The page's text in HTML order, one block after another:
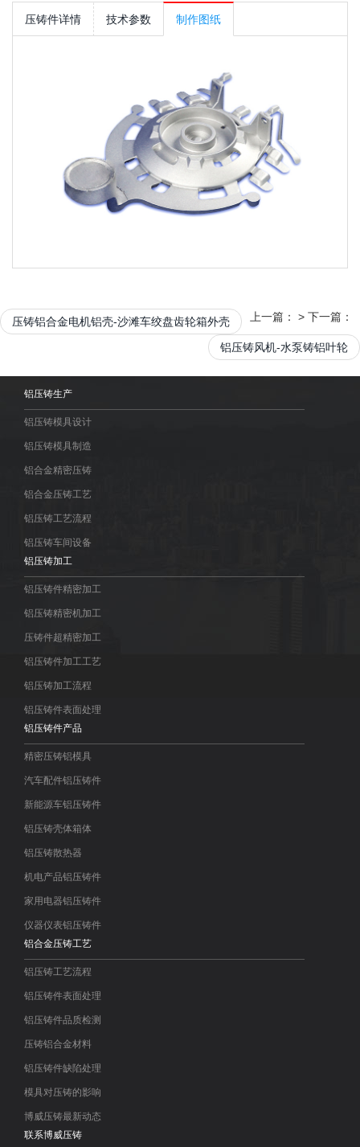
压铸件详情 技术参数 制作图纸
上一篇：
压铸铝合金电机铝壳-沙滩车绞盘齿轮箱外壳 > 下一篇：
铝压铸风机-水泵铸铝叶轮
铝压铸生产
铝压铸模具设计
铝压铸模具制造
铝合金精密压铸
铝合金压铸工艺
铝压铸工艺流程
铝压铸车间设备
铝压铸加工
铝压铸件精密加工
铝压铸精密机加工
压铸件超精密加工
铝压铸件加工工艺
铝压铸加工流程
铝压铸件表面处理
铝压铸件产品
精密压铸铝模具
汽车配件铝压铸件
新能源车铝压铸件
铝压铸壳体箱体
铝压铸散热器
机电产品铝压铸件
家用电器铝压铸件
仪器仪表铝压铸件
铝合金压铸工艺
铝压铸工艺流程
铝压铸件表面处理
铝压铸件品质检测
压铸铝合金材料
铝压铸件缺陷处理
模具对压铸的影响
博威压铸最新动态
联系博威压铸